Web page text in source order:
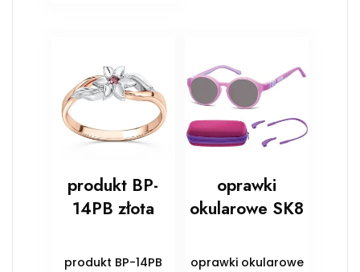
produkt BP-
14PB złota
produkt BP-14PB
oprawki
okularowe SK8
oprawki okularowe